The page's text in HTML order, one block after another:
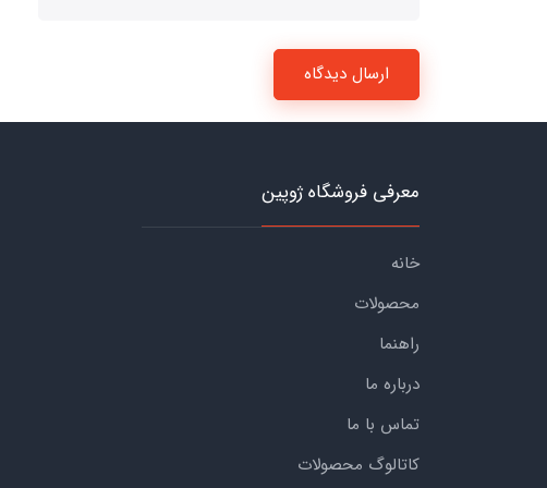
ارسال دیدگاه
معرفی فروشگاه ژوپین
خانه
محصولات
راهنما
درباره ما
تماس با ما
کاتالوگ محصولات